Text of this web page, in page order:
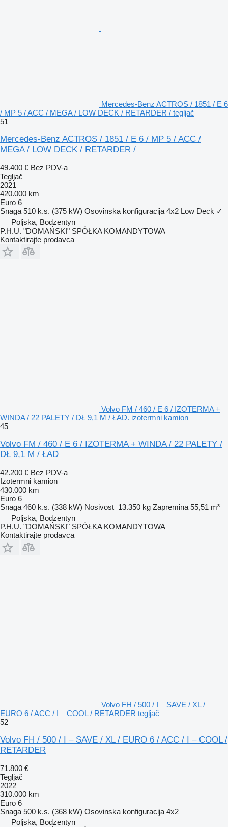
Mercedes-Benz ACTROS / 1851 / E 6
/ MP 5 / ACC / MEGA / LOW DECK / RETARDER / tegljač
51
Mercedes-Benz ACTROS / 1851 / E 6 / MP 5 / ACC /
MEGA / LOW DECK / RETARDER /
49.400 € Bez PDV-a
Tegljač
2021
420.000 km
Euro 6
Snaga 510 k.s. (375 kW) Osovinska konfiguracija 4x2 Low Deck ✓
Poljska, Bodzentyn
P.H.U. "DOMAŃSKI" SPÓŁKA KOMANDYTOWA
Kontaktirajte prodavca
Volvo FM / 460 / E 6 / IZOTERMA +
WINDA / 22 PALETY / DŁ 9,1 M / ŁAD. izotermni kamion
45
Volvo FM / 460 / E 6 / IZOTERMA + WINDA / 22 PALETY /
DŁ 9,1 M / ŁAD
42.200 € Bez PDV-a
Izotermni kamion
430.000 km
Euro 6
Snaga 460 k.s. (338 kW) Nosivost 13.350 kg Zapremina 55,51 m³
Poljska, Bodzentyn
P.H.U. "DOMAŃSKI" SPÓŁKA KOMANDYTOWA
Kontaktirajte prodavca
Volvo FH / 500 / I – SAVE / XL /
EURO 6 / ACC / I – COOL / RETARDER tegljač
52
Volvo FH / 500 / I – SAVE / XL / EURO 6 / ACC / I – COOL /
RETARDER
71.800 €
Tegljač
2022
310.000 km
Euro 6
Snaga 500 k.s. (368 kW) Osovinska konfiguracija 4x2
Poljska, Bodzentyn